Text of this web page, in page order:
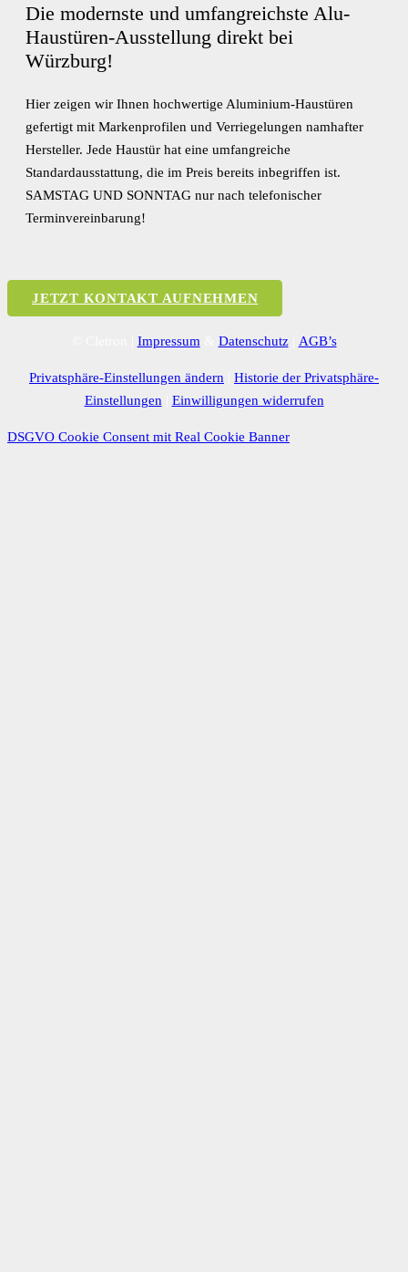
Die modernste und umfangreichste Alu-
Haustüren-Ausstellung direkt bei
Würzburg!
Hier zeigen wir Ihnen hochwertige Aluminium-Haustüren
gefertigt mit Markenprofilen und Verriegelungen namhafter
Hersteller. Jede Haustür hat eine umfangreiche
Standardausstattung, die im Preis bereits inbegriffen ist.
SAMSTAG UND SONNTAG nur nach telefonischer
Terminvereinbarung!
JETZT KONTAKT AUFNEHMEN
Impressum& Datenschutz| AGB’s
Privatsphäre-Einstellungen ändern
Historie der Privatsphäre-
Einstellungen
Einwilligungen widerrufen
DSGVO Cookie Consent mit Real Cookie Banner